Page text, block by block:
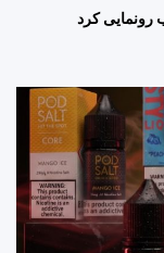
رونمایی کرد